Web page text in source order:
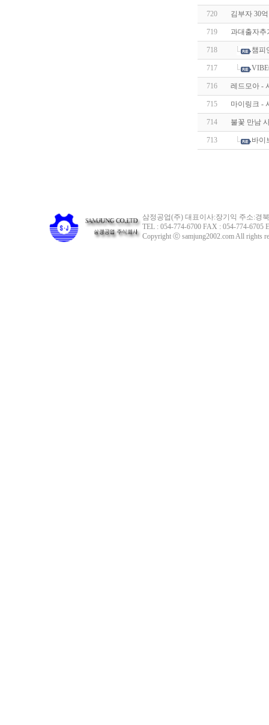
720 김부자 30
719 과대출자
718 챔피
717
716 레드모아 -
715 마이링크 -
714 불꽃 만남
713 바이
삼정공업(주) 대표이사:장기익 주소:경
TEL : 054-774-6700 FAX : 054-774-6705
Copyright ⓒ samjung2002.com All rights